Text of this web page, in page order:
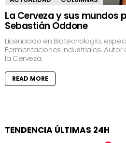
La Cerveza y sus mundos
Sebastián Oddone
Licenciado en Biotecnología,
Fermentaciones Industriales.
la Cerveza.
READ MORE
TENDENCIA ÚLTIMAS 24H